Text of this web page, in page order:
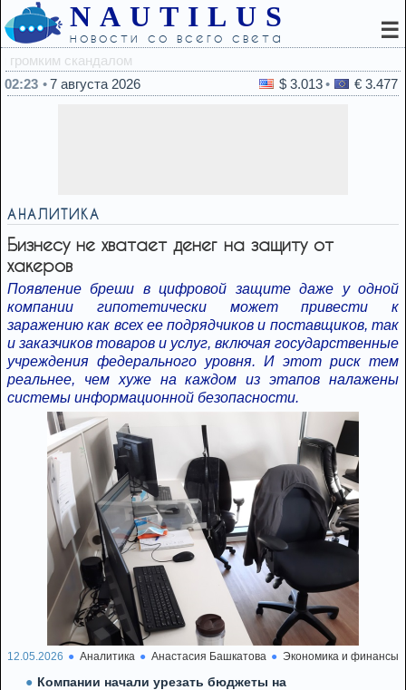
NAUTILUS
новости со всего света ☰
02:23
7 августа 2026 $ 3.013 € 3.477
АНАЛИТИКА
Бизнесу не хватает денег на защиту от
хакеров
Появление бреши в цифровой защите даже у одной
компании гипотетически может привести к
заражению как всех ее подрядчиков и поставщиков, так
и заказчиков товаров и услуг, включая государственные
учреждения федерального уровня. И этот риск тем
реальнее, чем хуже на каждом из этапов налажены
системы информационной безопасности.
12.05.2026 Аналитика Анастасия Башкатова Экономика и финансы
Компании начали урезать бюджеты на